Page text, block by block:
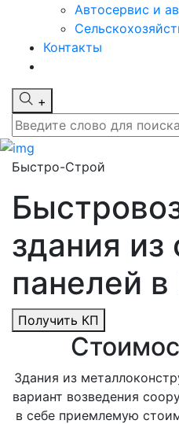
Автосервис и
Контакты
+
Быстро-Строй
здания из
панелей
Получить КП
Здания из
вариант возведения
в себе приемлемую